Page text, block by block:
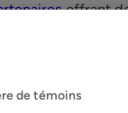
offrant
du projet
de témoins